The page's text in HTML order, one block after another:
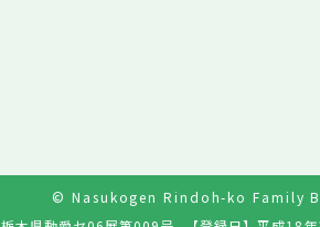
© Nasukogen Rindoh-ko Family